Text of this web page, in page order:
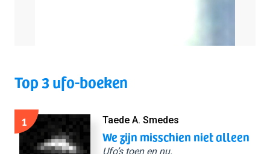
Top 3 ufo-boeken
1 Taede A. Smedes
We zijn misschien niet alleen
Ufo’s toen en nu.